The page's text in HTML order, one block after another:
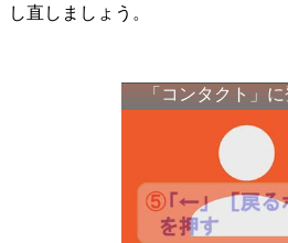
し直しましょう。